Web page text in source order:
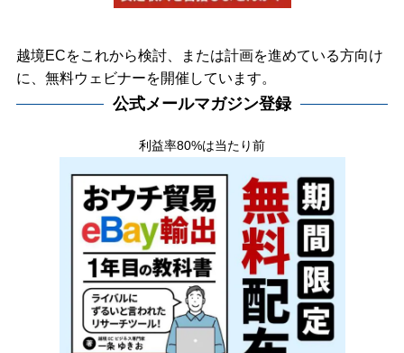
越境ECをこれから検討、または計画を進めている方向け
に、無料ウェビナーを開催しています。
公式メールマガジン登録
利益率80%は当たり前